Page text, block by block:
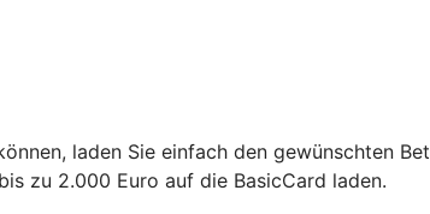
laden Sie einfach den gewünschten
zu 2.000 Euro auf die BasicCard laden.